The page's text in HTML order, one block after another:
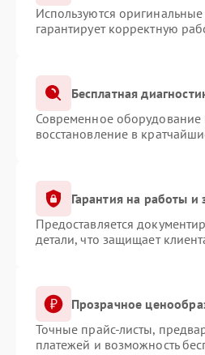
Используются
гарантирует корректную
Бесплатная
Современное оборудование
восстановление в
Гарантия на работы и
Предоставляется
детали, что защищает
Прозрачное
Точные прайс-листы,
платежей и возможность